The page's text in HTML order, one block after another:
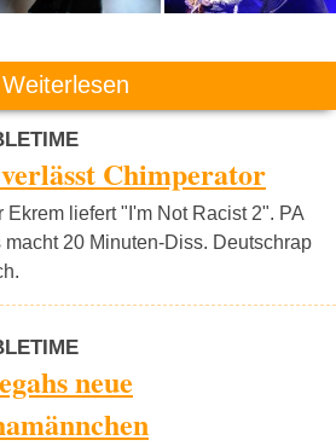
Weiterlesen
Chimperator
Ekrem liefert "I'm Not Racist 2". PA
macht 20 Minuten-Diss. Deutschrap
neue